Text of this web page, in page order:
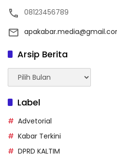
08123456789
Arsip Berita
Arsip
Berita
Label
Advetorial
Kabar Terkini
DPRD KALTIM